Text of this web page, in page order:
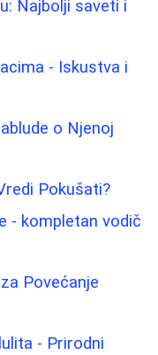
Najbolji saveti i
- Iskustva i
o Njenoj
Pokušati?
- kompletan vodič
Povećanje
- Prirodni